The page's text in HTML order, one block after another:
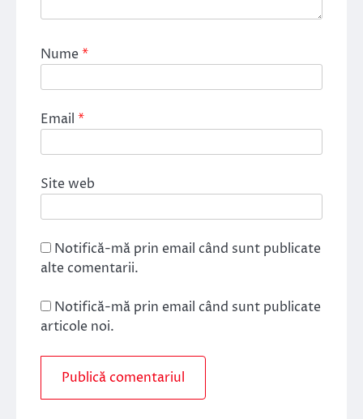
Nume*
Email *
Site web
Notifică-mă prin email când sunt publicate
alte comentarii.
Notifică-mă prin email când sunt publicate
articole noi.